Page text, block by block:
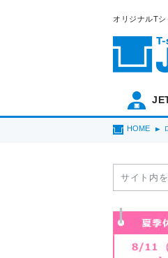
オリジナルT
HOME